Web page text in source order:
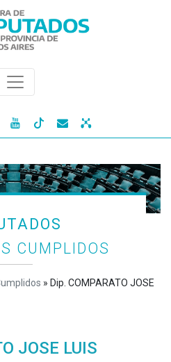
  
CUMPLIDOS
» Dip. COMPARATO JOSE
JOSE LUIS